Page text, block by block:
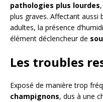
pathologies plus lourdes
plus graves. Affectant aussi
adultes, la présence
élément déclencheur de
Les troubles
Exposé de manière trop
champignons, dus à une